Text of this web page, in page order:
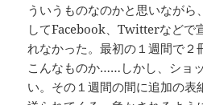
ういうものなのかと思いながら
してFacebook、Twitterなどで
れなかった。最初の１週間で２
こんなものか……しかし、ショ
い。その１週間の間に追加の表